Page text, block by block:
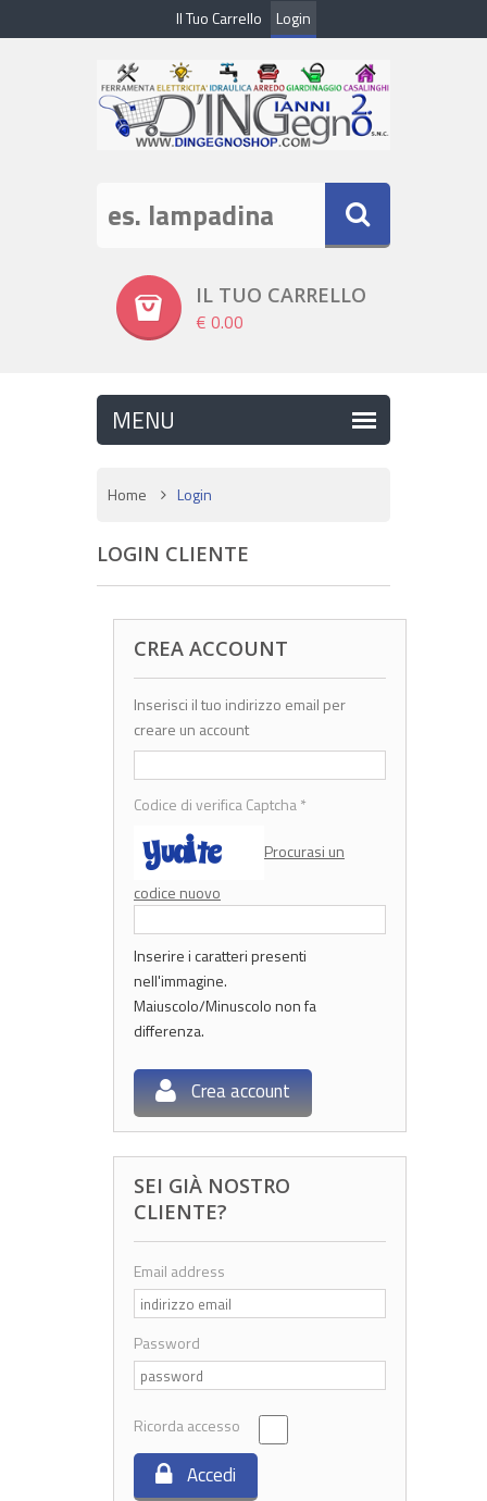
Il Tuo Carrello Login
IL TUO CARRELLO
€ 0.00
Home Login
LOGIN CLIENTE
CREA ACCOUNT
Inserisci il tuo indirizzo email per
creare un account
Codice di verifica Captcha*
Procurasi un
codice nuovo
Inserire i caratteri presenti
nell'immagine.
Maiuscolo/Minuscolo non fa
differenza.
Crea account
SEI GIÀ NOSTRO
CLIENTE?
Email address
Password
Ricorda accesso
Accedi